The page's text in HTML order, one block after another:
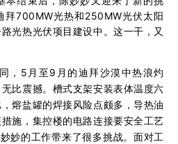
拜700MW光热和250MW光伏太阳
光热光伏项目建设中。这一干，又
，5月至9月的迪拜沙漠中热浪灼
比震撼。槽式支架安装表体温度六
熔盐罐的焊接风险点颇多，导热油
施，集控楼的电路连接要安全工艺
妙的工作带来了很多挑战。面对工